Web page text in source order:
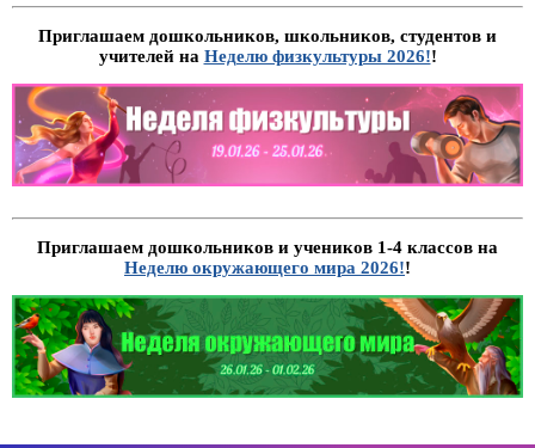
Приглашаем дошкольников, школьников, студентов и
учителей на Неделю физкультуры 2026!!
Приглашаем дошкольников и учеников 1-4 классов на
Неделю окружающего мира 2026!!